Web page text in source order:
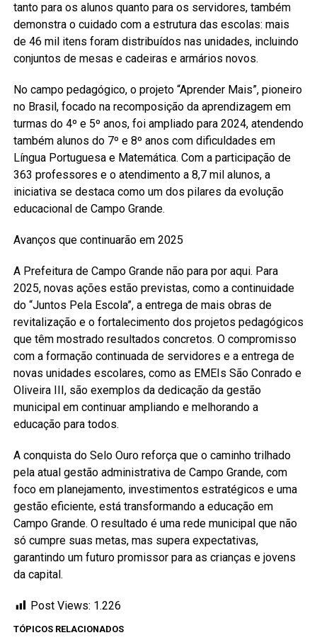
tanto para os alunos quanto para os servidores, também
demonstra o cuidado com a estrutura das escolas: mais
de 46 mil itens foram distribuídos nas unidades, incluindo
conjuntos de mesas e cadeiras e armários novos.
No campo pedagógico, o projeto “Aprender Mais”, pioneiro
no Brasil, focado na recomposição da aprendizagem em
turmas do 4º e 5º anos, foi ampliado para 2024, atendendo
também alunos do 7º e 8º anos com dificuldades em
Língua Portuguesa e Matemática. Com a participação de
363 professores e o atendimento a 8,7 mil alunos, a
iniciativa se destaca como um dos pilares da evolução
educacional de Campo Grande.
Avanços que continuarão em 2025
A Prefeitura de Campo Grande não para por aqui. Para
2025, novas ações estão previstas, como a continuidade
do “Juntos Pela Escola”, a entrega de mais obras de
revitalização e o fortalecimento dos projetos pedagógicos
que têm mostrado resultados concretos. O compromisso
com a formação continuada de servidores e a entrega de
novas unidades escolares, como as EMEIs São Conrado e
Oliveira III, são exemplos da dedicação da gestão
municipal em continuar ampliando e melhorando a
educação para todos.
A conquista do Selo Ouro reforça que o caminho trilhado
pela atual gestão administrativa de Campo Grande, com
foco em planejamento, investimentos estratégicos e uma
gestão eficiente, está transformando a educação em
Campo Grande. O resultado é uma rede municipal que não
só cumpre suas metas, mas supera expectativas,
garantindo um futuro promissor para as crianças e jovens
da capital.
Post Views: 1.226
TÓPICOS RELACIONADOS